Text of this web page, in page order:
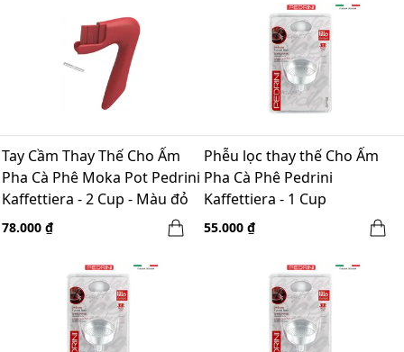
Tay Cầm Thay Thế Cho Ấm
Pha Cà Phê Moka Pot Pedrini
Kaffettiera - 2 Cup - Màu đỏ
78.000 ₫
Phễu lọc thay thế Cho Ấm
Pha Cà Phê Pedrini
Kaffettiera - 1 Cup
55.000 ₫